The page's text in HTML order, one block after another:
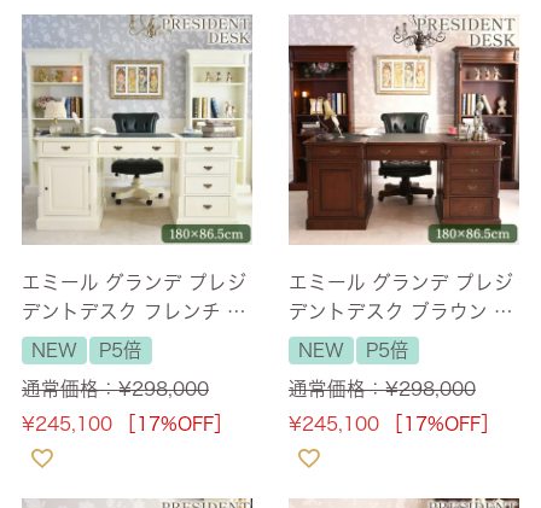
エミール グランデ プレジ
デントデスク フレンチ ア
イボリー 幅180cm 【送料
無料/設置サービス付】
NEW
P5倍
通常価格：¥298,000
¥245,100 ［17%OFF］
エミール グランデ プレジ
デントデスク ブラウン 幅
180cm 【送料無料/設置
サービス付】
NEW
P5倍
通常価格：¥298,000
¥245,100 ［17%OFF］